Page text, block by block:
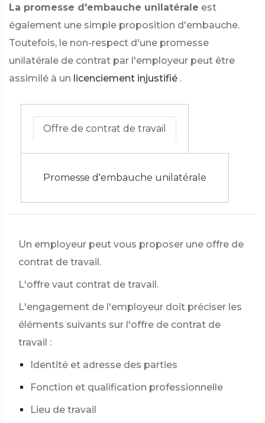
La promesse d'embauche unilatérale est
également une simple proposition d'embauche.
Toutefois, le non-respect d'une promesse
unilatérale de contrat par l'employeur peut être
assimilé à un licenciement injustifié .
Offre de contrat de travail
Promesse d'embauche unilatérale
Un employeur peut vous proposer une offre de
contrat de travail.
L'offre vaut contrat de travail.
L'engagement de l'employeur doit préciser les
éléments suivants sur l'offre de contrat de
travail :
Identité et adresse des parties
Fonction et qualification professionnelle
Lieu de travail